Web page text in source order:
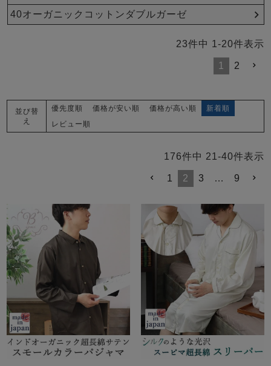
40オーガニックコットンダブルガーゼ
23件中 1 -20件表示
1 2
並び替
え
優先度順 価格が安い順 価格が高い順
新着順
レビュー順
176件中 21 -40件表示
1 2 3 … 9